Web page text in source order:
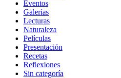
Eventos
Galerías
Lecturas
Naturaleza
Películas
Presentación
Recetas
Reflexiones
Sin categoría